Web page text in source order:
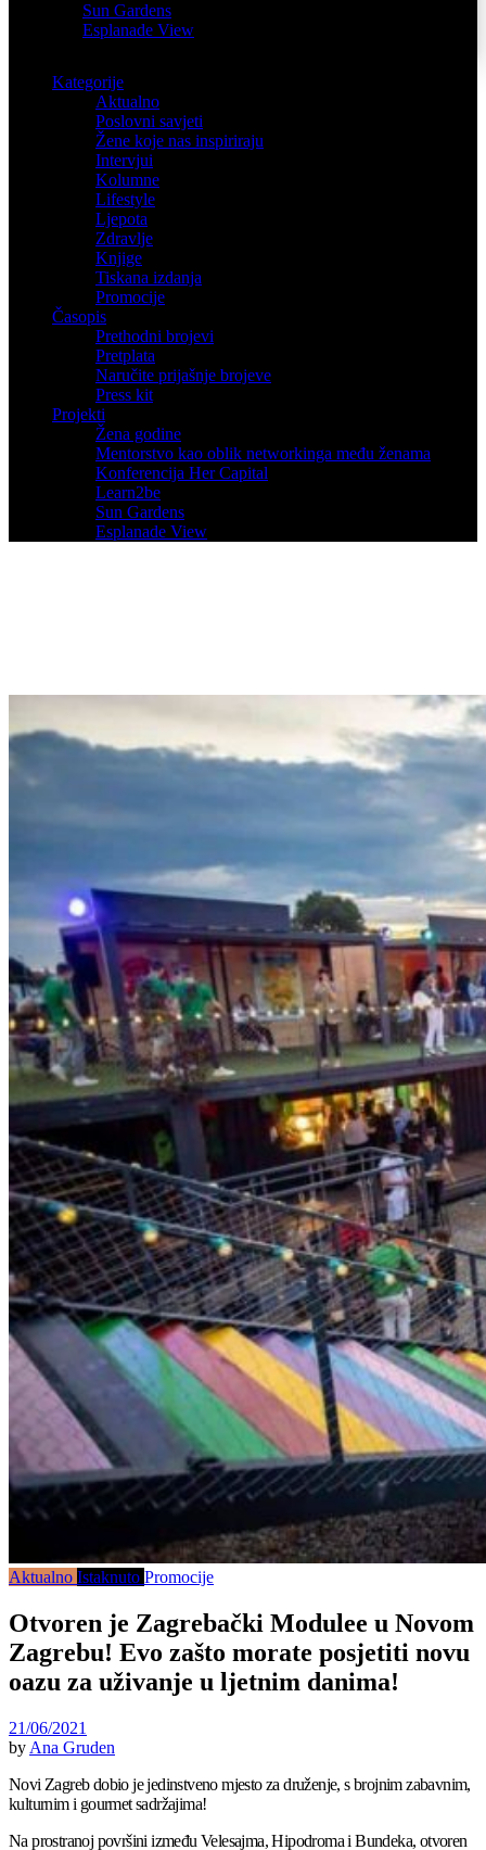
Sun Gardens
Esplanade View
Kategorije
Aktualno
Poslovni savjeti
Žene koje nas inspiriraju
Intervjui
Kolumne
Lifestyle
Ljepota
Zdravlje
Knjige
Tiskana izdanja
Promocije
Časopis
Prethodni brojevi
Pretplata
Naručite prijašnje brojeve
Press kit
Projekti
Žena godine
Mentorstvo kao oblik networkinga među ženama
Konferencija Her Capital
Learn2be
Sun Gardens
Esplanade View
Aktualno Istaknuto Promocije
Otvoren je Zagrebački Modulee u Novom
Zagrebu! Evo zašto morate posjetiti novu
oazu za uživanje u ljetnim danima!
21/06/2021
by Ana Gruden
Novi Zagreb dobio je jedinstveno mjesto za druženje, s brojnim zabavnim,
kulturnim i gourmet sadržajima!
Na prostranoj površini između Velesajma, Hipodroma i Bundeka, otvoren